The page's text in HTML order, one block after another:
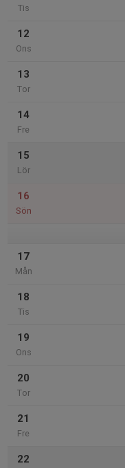
Tis
12
Ons
13
Tor
14
Fre
15
Lör
16
Sön
17
Mån
18
Tis
19
Ons
20
Tor
21
Fre
22